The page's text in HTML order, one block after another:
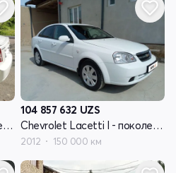
Chevrolet Lacetti I - поколение
104 857 632 UZS
Chevrolet Lacetti I - поколение
2012 150 000 км